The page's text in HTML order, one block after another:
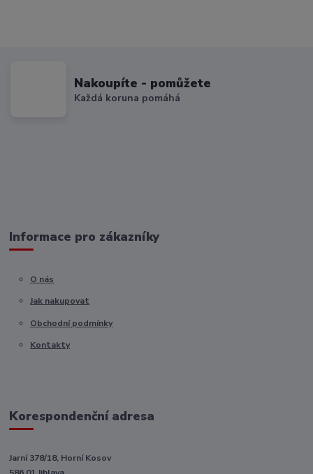
Nakoupíte - pomůžete
Každá koruna pomáhá
Informace pro zákazníky
O nás
Jak nakupovat
Obchodní podmínky
Kontakty
Korespondenční adresa
Jarní 378/18, Horní Kosov